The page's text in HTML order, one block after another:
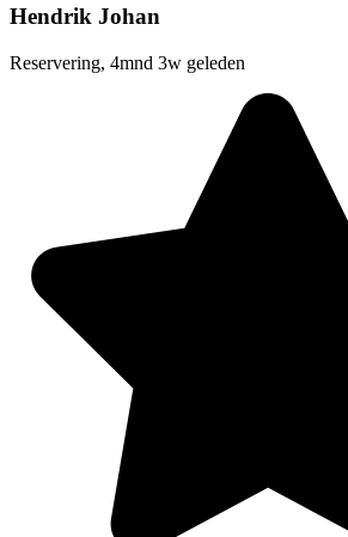
Hendrik Johan
Reservering, 4mnd 3w geleden